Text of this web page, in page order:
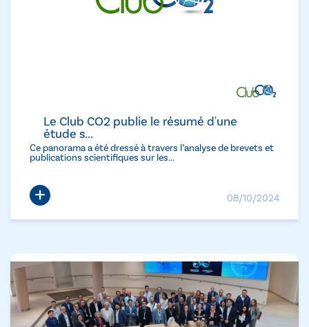
Le Club CO2 publie le résumé d'une
étude s...
Ce panorama a été dressé à travers l’analyse de brevets et
publications scientifiques sur les...
+ 08/10/2024